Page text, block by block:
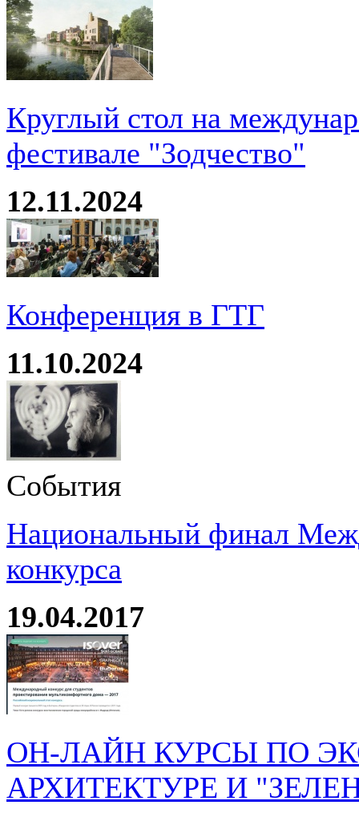
Круглый стол на
фестивале "Зодчество"
12.11.2024
Конференция в ГТГ
11.10.2024
События
Национальный финал
конкурса
19.04.2017
ОН-ЛАЙН КУРСЫ ПО
АРХИТЕКТУРЕ И